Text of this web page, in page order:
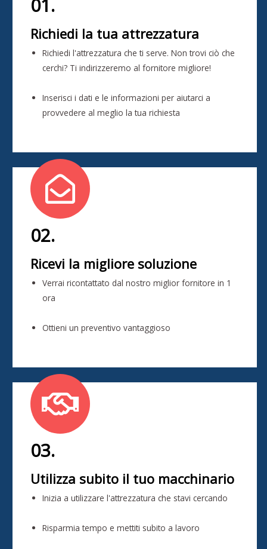
01.
Richiedi la tua attrezzatura
Richiedi l'attrezzatura che ti serve. Non trovi ciò che
cerchi? Ti indirizzeremo al fornitore migliore!
Inserisci i dati e le informazioni per aiutarci a
provvedere al meglio la tua richiesta
02.
Ricevi la migliore soluzione
Verrai ricontattato dal nostro miglior fornitore in 1
ora
Ottieni un preventivo vantaggioso
03.
Utilizza subito il tuo macchinario
Inizia a utilizzare l'attrezzatura che stavi cercando
Risparmia tempo e mettiti subito a lavoro